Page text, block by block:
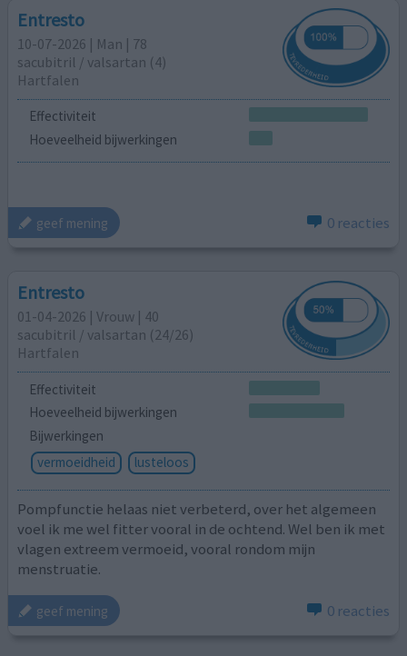
Entresto
10-07-2026 | Man | 78
sacubitril / ​valsartan (4)
Hartfalen
Effectiviteit
Hoeveelheid bijwerkingen
geef mening 0 reacties
Entresto
01-04-2026 | Vrouw | 40
sacubitril / ​valsartan (24/26)
Hartfalen
Effectiviteit
Hoeveelheid bijwerkingen
Bijwerkingen
vermoeidheid
lusteloos
Pompfunctie helaas niet verbeterd, over het algemeen
voel ik me wel fitter vooral in de ochtend. Wel ben ik met
vlagen extreem vermoeid, vooral rondom mijn
menstruatie.
geef mening 0 reacties